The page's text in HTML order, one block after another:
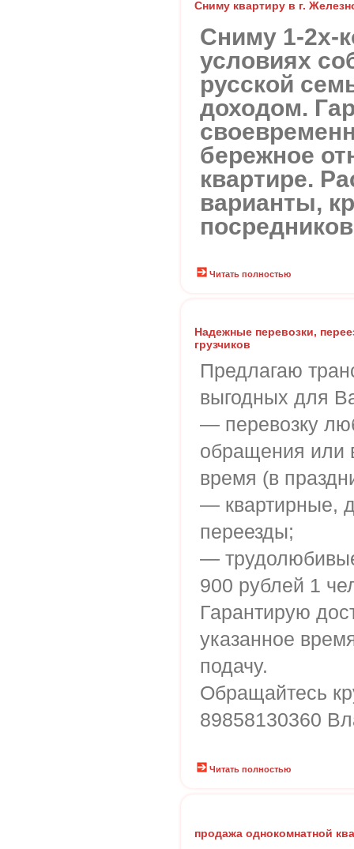
Сниму квартиру в г.
Сниму 1-2х-
условиях
русской
доходом.
бережное
квартире.
варианты,
Читать полностью
Надежные перевозки,
грузчиков
Предлагаю
выгодных для
— перевозку
обращения или
время (в
— квартирные,
переезды;
—
900 рублей 1
Гарантирую
указанное
подачу.
Обращайтесь
89858130360
Читать полностью
продажа однокомнатной